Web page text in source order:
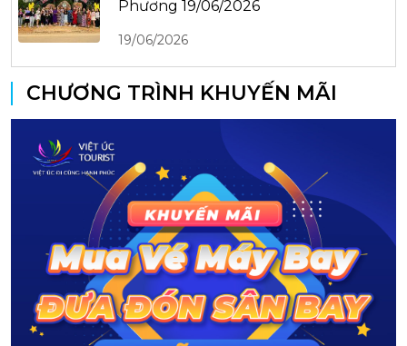
Phương 19/06/2026
19/06/2026
CHƯƠNG TRÌNH KHUYẾN MÃI